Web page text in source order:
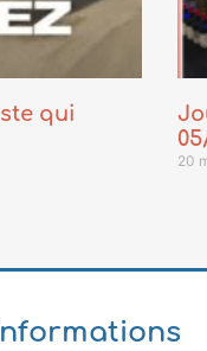
qui
20